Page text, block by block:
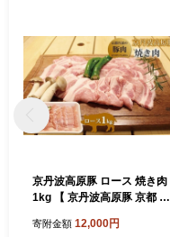
京丹波高原豚 ロース 焼き肉
1kg 【 京丹波高原豚 京都 京
都ポーク 焼き肉 豚丼 お弁当
寄附金額 12,000円